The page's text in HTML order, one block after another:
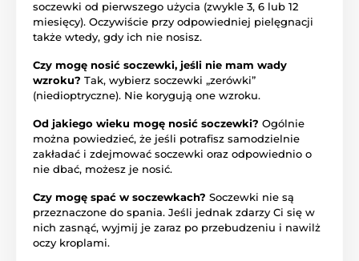
soczewki od pierwszego użycia (zwykle 3, 6 lub 12
miesięcy). Oczywiście przy odpowiedniej pielęgnacji
także wtedy, gdy ich nie nosisz.
Czy mogę nosić soczewki, jeśli nie mam wady
wzroku? Tak, wybierz soczewki „zerówki”
(niedioptryczne). Nie korygują one wzroku.
Od jakiego wieku mogę nosić soczewki? Ogólnie
można powiedzieć, że jeśli potrafisz samodzielnie
zakładać i zdejmować soczewki oraz odpowiednio o
nie dbać, możesz je nosić.
Czy mogę spać w soczewkach? Soczewki nie są
przeznaczone do spania. Jeśli jednak zdarzy Ci się w
nich zasnąć, wyjmij je zaraz po przebudzeniu i nawilż
oczy kroplami.